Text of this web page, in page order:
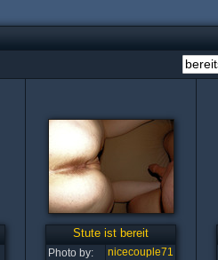
Stute ist bereit
Photo by:
nicecouple71